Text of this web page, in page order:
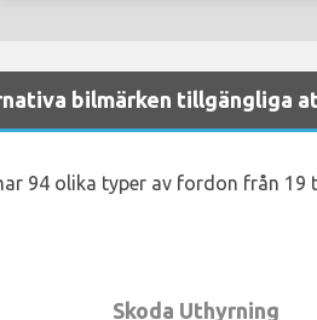
bilmärken tillgängliga
94 olika typer av fordon från 19
Skoda Uthyrning